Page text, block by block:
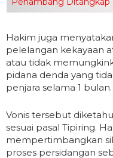
Hakim juga
pelelangan kekayaan
atau tidak
pidana denda yang
penjara selama 1 bulan.
Vonis tersebut
sesuai pasal Tipiring.
mempertimbangkan
proses persidangan